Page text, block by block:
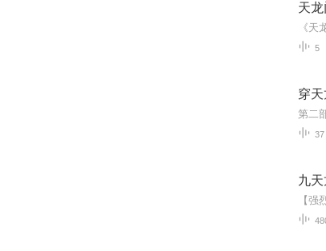
天
《
5
穿
第二
37
九